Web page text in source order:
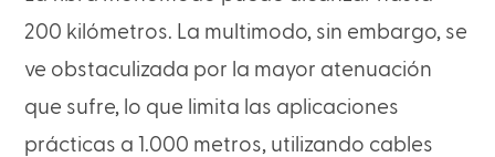
200 kilómetros. La multimodo, sin embargo, se
ve obstaculizada por la mayor atenuación
que sufre, lo que limita las aplicaciones
prácticas a 1.000 metros, utilizando cables